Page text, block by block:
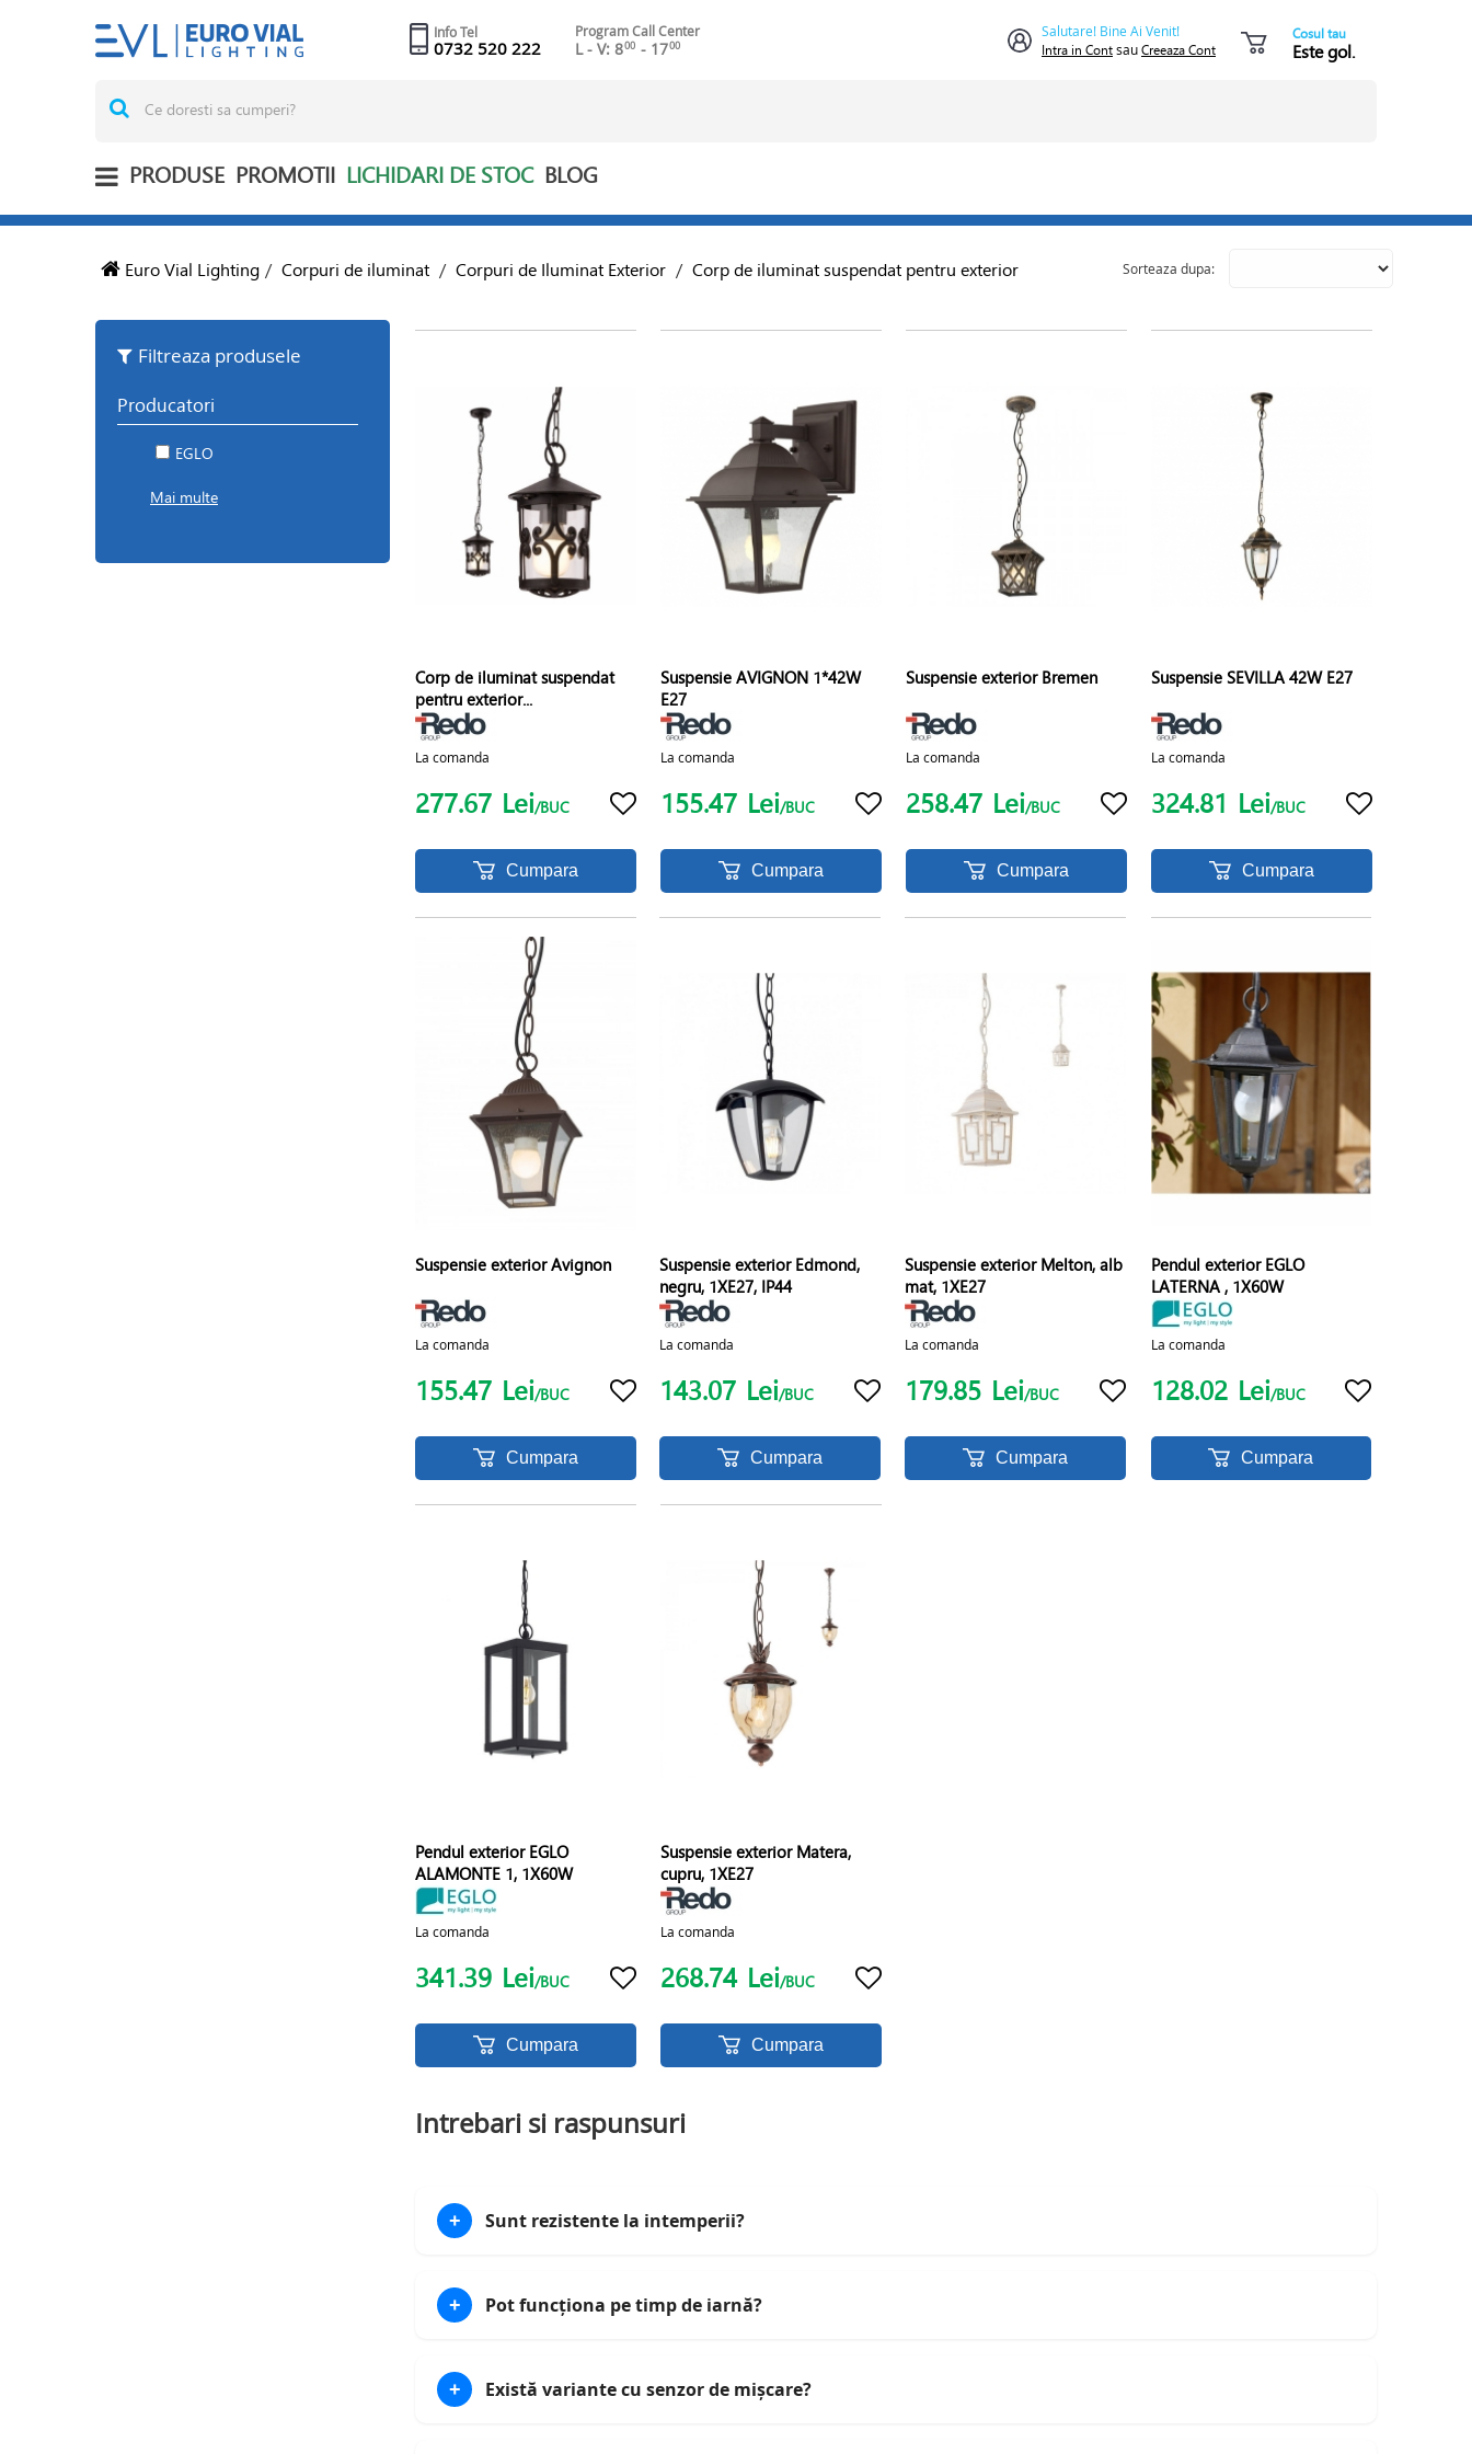
Info Tel
0732 520 222
Program Call Center
L - V: 800 - 1700
Salutare! Bine Ai Venit!
Intra in ContsauCreeaza Cont
Cosul tau
Este gol.
PRODUSE PROMOTII LICHIDARI DE STOC BLOG
Euro Vial Lighting / Corpuri de iluminat / Corpuri de Iluminat Exterior / Corp de iluminat suspendat pentru exterior Sorteaza dupa:
Filtreaza produsele
Producatori
EGLO
Mai multe
Corp de iluminat suspendat
pentru exterior...
La comanda
277.67 Lei/BUC
Cumpara
Suspensie AVIGNON 1*42W
E27
La comanda
155.47 Lei/BUC
Cumpara
Suspensie exterior Bremen
La comanda
258.47 Lei/BUC
Cumpara
Suspensie SEVILLA 42W E27
La comanda
324.81 Lei/BUC
Cumpara
Suspensie exterior Avignon
La comanda
155.47 Lei/BUC
Cumpara
Suspensie exterior Edmond,
negru, 1XE27, IP44
La comanda
143.07 Lei/BUC
Cumpara
Suspensie exterior Melton, alb
mat, 1XE27
La comanda
179.85 Lei/BUC
Cumpara
Pendul exterior EGLO
LATERNA , 1X60W
La comanda
128.02 Lei/BUC
Cumpara
Pendul exterior EGLO
ALAMONTE 1, 1X60W
La comanda
341.39 Lei/BUC
Cumpara
Suspensie exterior Matera,
cupru, 1XE27
La comanda
268.74 Lei/BUC
Cumpara
Intrebari si raspunsuri
+ Sunt rezistente la intemperii?
+ Pot funcționa pe timp de iarnă?
+ Există variante cu senzor de mișcare?